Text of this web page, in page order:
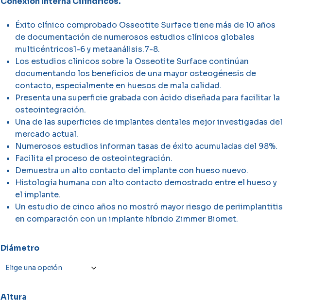
USD119
hasta
USD169
Éxito clínico comprobado Osseotite Surface tiene más de 10 años
de documentación de numerosos estudios clínicos globales
multicéntricos1-6 y metaanálisis.7-8.
Los estudios clínicos sobre la Osseotite Surface continúan
documentando los beneficios de una mayor osteogénesis de
contacto, especialmente en huesos de mala calidad.
Presenta una superficie grabada con ácido diseñada para facilitar la
osteointegración.
Una de las superficies de implantes dentales mejor investigadas del
mercado actual.
Numerosos estudios informan tasas de éxito acumuladas del 98%.
Facilita el proceso de osteointegración.
Demuestra un alto contacto del implante con hueso nuevo.
Histología humana con alto contacto demostrado entre el hueso y
el implante.
Un estudio de cinco años no mostró mayor riesgo de periimplantitis
en comparación con un implante híbrido Zimmer Biomet.
Diámetro
Altura